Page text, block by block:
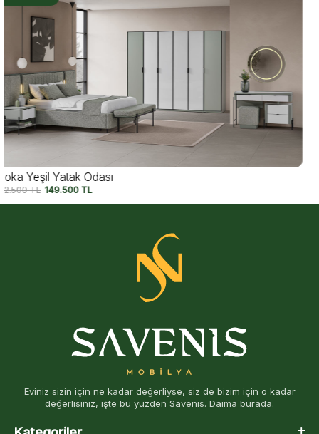
Moka Siyah Yatak Odası
182.500TL 149.500TL
Eviniz sizin için ne kadar değerliyse, siz de bizim için o kadar
değerlisiniz, işte bu yüzden Savenis. Daima burada.